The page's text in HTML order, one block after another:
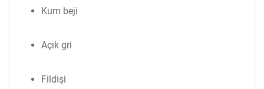
Kum beji
Açık gri
Fildişi